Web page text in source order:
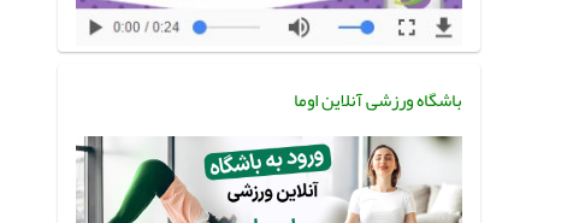
باشگاه ورزشی آنلاین اوما